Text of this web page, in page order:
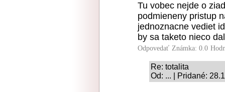
Tu vobec nejde o
podmieneny pristup
jednoznacne vediet
by sa taketo nieco
Odpovedať Známka: 0.0
Re: totalita
Od: ... | Pridané: